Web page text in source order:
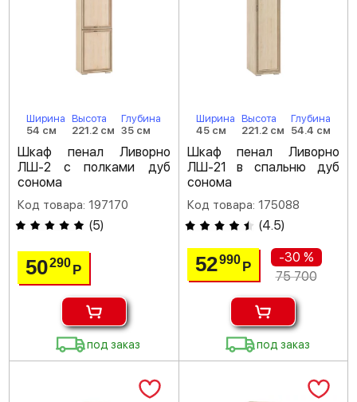
Ширина
54 см
Высота
221.2 см
Глубина
35 см
Шкаф пенал Ливорно
ЛШ-2 с полками дуб
сонома
Код товара: 197170
(5)
50290Р
под заказ
Ширина
45 см
Высота
221.2 см
Глубина
54.4 см
Шкаф пенал Ливорно
ЛШ-21 в спальню дуб
сонома
Код товара: 175088
(4.5)
52990 Р
-30 %
75 700
под заказ